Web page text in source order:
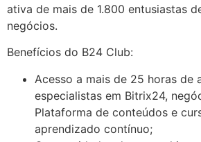
ativa de mais de 1.800 entusiastas
negócios.​
Benefícios do B24 Club:
Acesso a mais de 25 horas de
especialistas em Bitrix24,
Plataforma de conteúdos e
aprendizado contínuo;